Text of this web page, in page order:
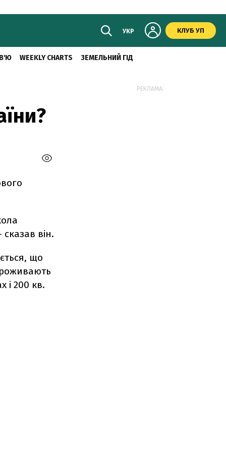
УКР КЛУБ УП
WEEKLY CHARTS ЗЕМЕЛЬНИЙ ГІД
він.
що
і 200 кв.
РЕКЛАМА: